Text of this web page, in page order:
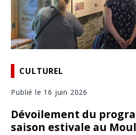
CULTUREL
Publié le 16 juin 2026
Dévoilement du
saison estivale au